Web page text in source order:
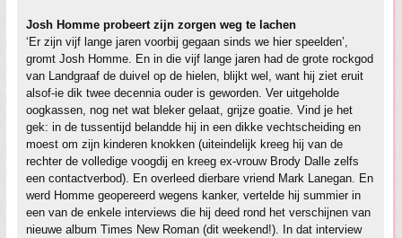
Josh Homme probeert zijn zorgen weg te lachen
‘Er zijn vijf lange jaren voorbij gegaan sinds we hier speelden’,
gromt Josh Homme. En in die vijf lange jaren had de grote rockgod
van Landgraaf de duivel op de hielen, blijkt wel, want hij ziet eruit
alsof-ie dik twee decennia ouder is geworden. Ver uitgeholde
oogkassen, nog net wat bleker gelaat, grijze goatie. Vind je het
gek: in de tussentijd belandde hij in een dikke vechtscheiding en
moest om zijn kinderen knokken (uiteindelijk kreeg hij van de
rechter de volledige voogdij en kreeg ex-vrouw Brody Dalle zelfs
een contactverbod). En overleed dierbare vriend Mark Lanegan. En
werd Homme geopereerd wegens kanker, vertelde hij summier in
een van de enkele interviews die hij deed rond het verschijnen van
nieuwe album Times New Roman (dit weekend!). In dat interview